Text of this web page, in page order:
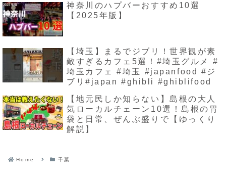
神奈川のハプバーおすすめ10選
【2025年版】
【埼玉】まるでジブリ！世界観が素
敵すぎるカフェ5選！#埼玉グルメ #
埼玉カフェ #埼玉 #japanfood #ジ
ブリ#japan #ghibli #ghiblifood
【地元民しか知らない】島根の大人
気ローカルチェーン10選！島根の胃
袋と日常、ぜんぶ盛りで【ゆっくり
解説】
Home 千葉